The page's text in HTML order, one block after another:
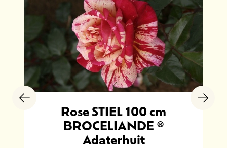
Rose STIEL 100 cm
BROCELIANDE ®
Adaterhuit